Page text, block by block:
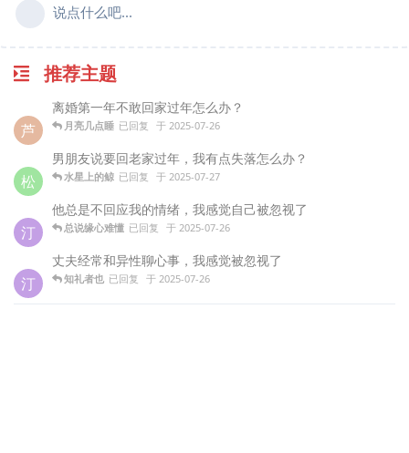
说点什么吧...
推荐主题
芦
离婚第一年不敢回家过年怎么办？
月亮几点睡 已回复 于 2025-07-26
松
男朋友说要回老家过年，我有点失落怎么办？
水星上的鲸 已回复 于 2025-07-27
汀
他总是不回应我的情绪，我感觉自己被忽视了
总说缘心难懂 已回复 于 2025-07-26
汀
丈夫经常和异性聊心事，我感觉被忽视了
知礼者也 已回复 于 2025-07-26